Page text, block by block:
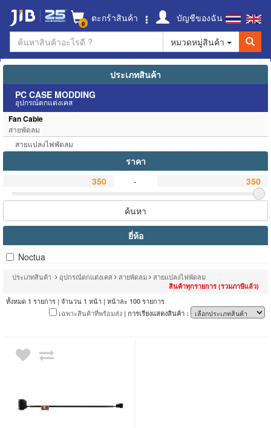
0 ตะกร้าสินค้า
บัญชีของฉัน
หมวดหมู่สินค้า
ประเภทสินค้า
PC CASE MODDING
อุปกรณ์ตกแต่งเคส
Fan Cable
สายพัดลม
สายแปลงไฟพัดลม
ราคา
-
ค้นหา
ยี่ห้อ
Noctua
ประเภทสินค้า อุปกรณ์ตกแต่งเคส สายพัดลม สายแปลงไฟพัดลม
สินค้าทุกรายการ (รวมภาษีแล้ว)
ทั้งหมด 1 รายการ | จำนวน 1 หน้า | หน้าละ 100 รายการ
เฉพาะสินค้าที่พร้อมส่ง | การเรียงแสดงสินค้า :